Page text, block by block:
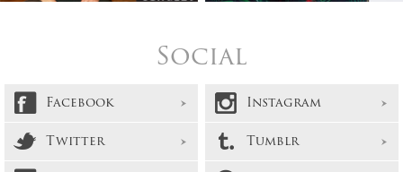
Social
Facebook
Instagram
Twitter
Tumblr